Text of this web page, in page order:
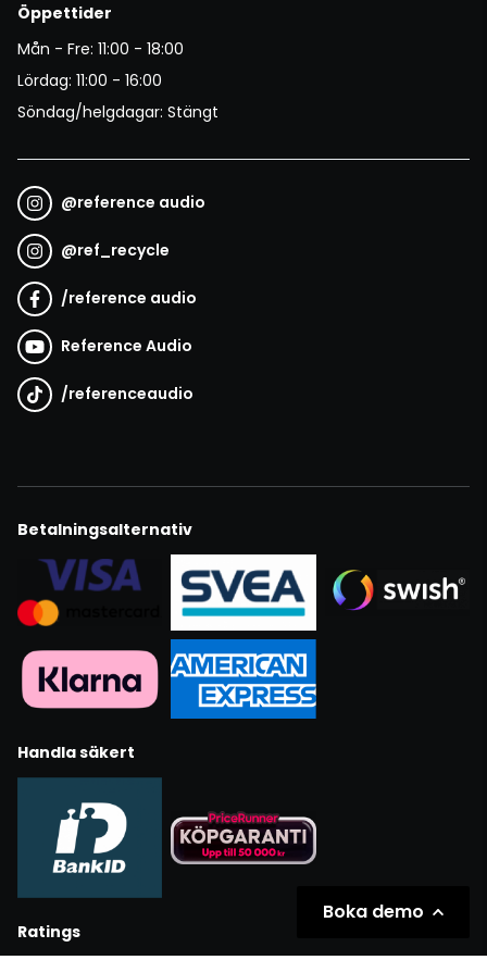
Öppettider
Mån - Fre: 11:00 - 18:00
Lördag: 11:00 - 16:00
Söndag/helgdagar: Stängt
@reference audio
@ref_recycle
/reference audio
Reference Audio
/referenceaudio
Betalningsalternativ
Handla säkert
Ratings
Boka demo